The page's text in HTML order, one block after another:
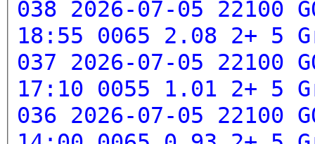
038 2026-07-05 22100
18:55 0065 2.08 2+ 5
037 2026-07-05 22100
17:10 0055 1.01 2+ 5
036 2026-07-05 22100